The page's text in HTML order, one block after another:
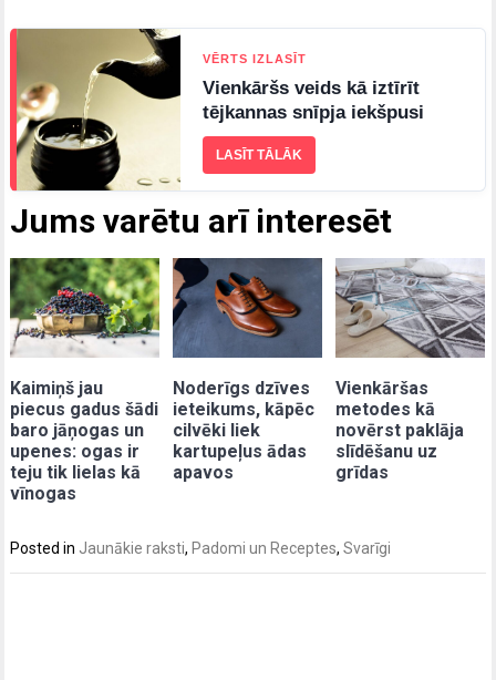
Jums varētu arī interesēt
Kaimiņš jau
piecus gadus šādi
baro jāņogas un
upenes: ogas ir
teju tik lielas kā
vīnogas
Noderīgs dzīves
ieteikums, kāpēc
cilvēki liek
kartupeļus ādas
apavos
Vienkāršas
metodes kā
novērst paklāja
slīdēšanu uz
grīdas
VĒRTS IZLASĪT
Vienkāršs veids kā iztīrīt
tējkannas snīpja iekšpusi
LASĪT TĀLĀK
Posted in Jaunākie raksti,Padomi un Receptes,Svarīgi